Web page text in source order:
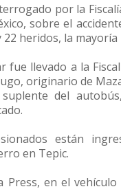
por la
sobre el
heridos, la
fue llevado a la
originario de
del
están
en Tepic.
Press, en el